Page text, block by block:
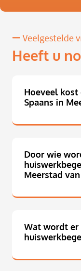
Veelgestelde
Heeft u
Hoeveel
Spaans in
Door wie
Meerstad
Wat wordt er